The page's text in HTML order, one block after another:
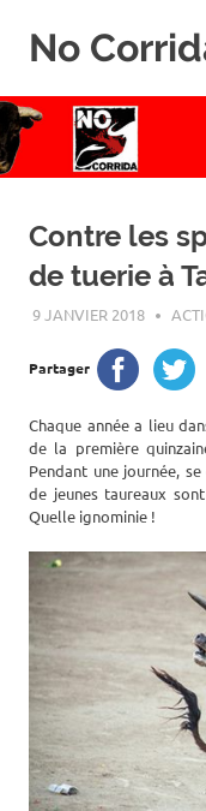
No
de
la
corrida
Contre les
de tuerie à
9 JANVIER 2018
Partager
Chaque année a lieu
de la première
Pendant une journée,
de jeunes taureaux
Quelle ignominie !